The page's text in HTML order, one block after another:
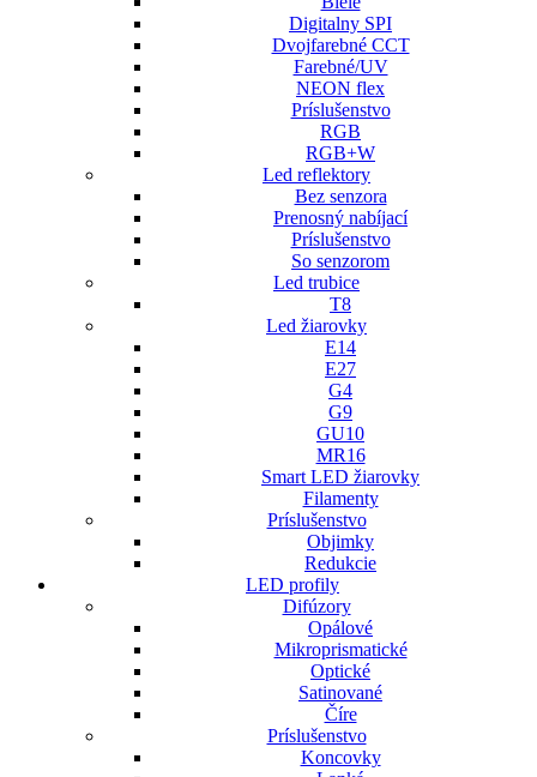
Digitalny SPI
Dvojfarebné CCT
Farebné/UV
NEON flex
Príslušenstvo
RGB
RGB+W
Led reflektory
Bez senzora
Prenosný nabíjací
Príslušenstvo
So senzorom
Led trubice
T8
Led žiarovky
E14
E27
G4
G9
GU10
MR16
Smart LED žiarovky
Filamenty
Príslušenstvo
Objimky
Redukcie
LED profily
Difúzory
Opálové
Mikroprismatické
Optické
Satinované
Číre
Príslušenstvo
Koncovky